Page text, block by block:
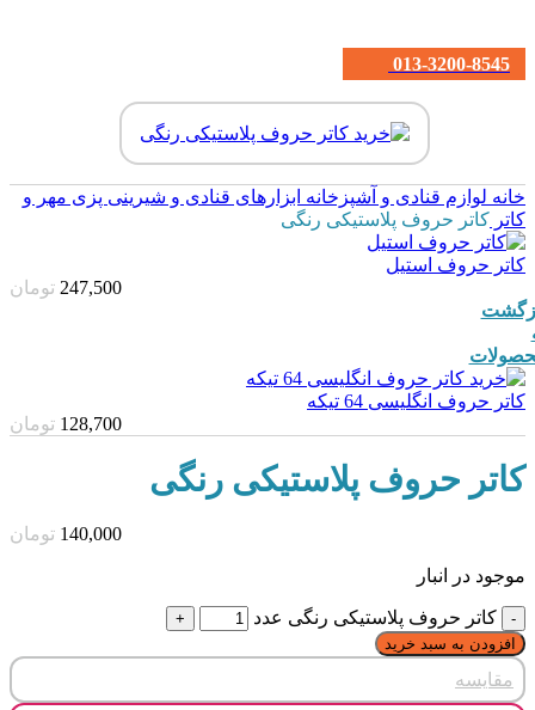
013-3200-8545
خانه لوازم قنادی و آشپزخانه ابزارهای قنادی و شیرینی پزی مهر و
کاتر کاتر حروف پلاستیکی رنگی
کاتر حروف استیل
247,500 تومان
کاتر حروف انگلیسی 64 تیکه
128,700 تومان
کاتر حروف پلاستیکی رنگی
140,000 تومان
موجود در انبار
کاتر حروف پلاستیکی رنگی عدد
افزودن به سبد خرید
مقایسه